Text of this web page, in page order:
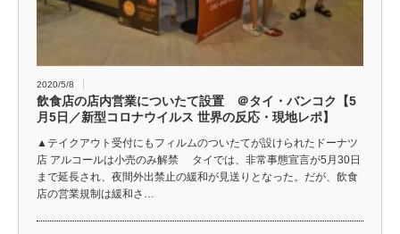
2020/5/8
飲食店の店内営業についたて設置 ＠タイ・バンコク【5
月5日／新型コロナウイルス 世界の反応・現地レポ】
▲テイクアウト受付にもフィルムのついたてが設けられたドーナツ
店 アルコールは小売のみ解禁 タイでは、非常事態宣言が5月30日
まで延長され、夜間外出禁止の緩和が見送りとなった。だが、飲食
店の営業規制は緩和さ…